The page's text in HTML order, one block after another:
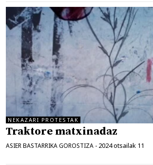
NEKAZARI PROTESTAK
Traktore matxinadaz
ASIER BASTARRIKA GOROSTIZA - 2024 otsailak 11